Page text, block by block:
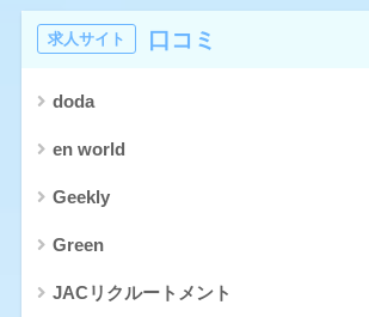
求人サイト 口コミ
doda
en world
Geekly
Green
JACリクルートメント